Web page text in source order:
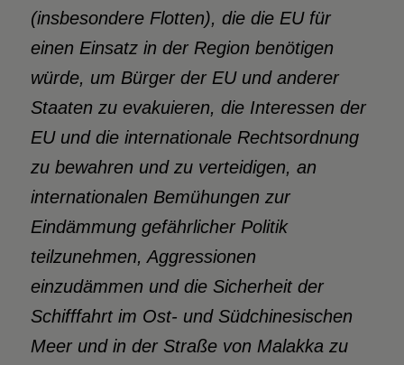
(insbesondere Flotten), die die EU für
einen Einsatz in der Region benötigen
würde, um Bürger der EU und anderer
Staaten zu evakuieren, die Interessen der
EU und die internationale Rechtsordnung
zu bewahren und zu verteidigen, an
internationalen Bemühungen zur
Eindämmung gefährlicher Politik
teilzunehmen, Aggressionen
einzudämmen und die Sicherheit der
Schifffahrt im Ost- und Südchinesischen
Meer und in der Straße von Malakka zu